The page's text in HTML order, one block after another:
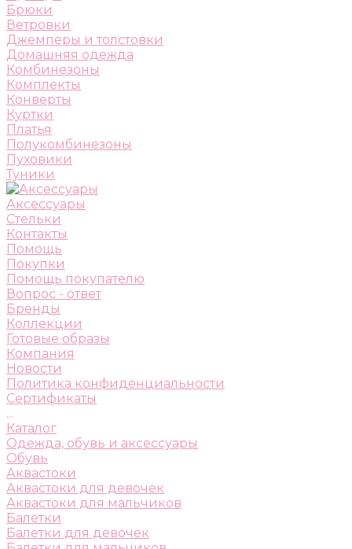
Брюки
Ветровки
Джемперы и толстовки
Домашняя одежда
Комбинезоны
Комплекты
Конверты
Куртки
Платья
Полукомбинезоны
Пуховики
Туники
Аксессуары
Стельки
Контакты
Помощь
Покупки
Помощь покупателю
Вопрос - ответ
Бренды
Коллекции
Готовые образы
Компания
Новости
Политика конфиденциальности
Сертификаты
...
Каталог
Одежда, обувь и аксессуары
Обувь
Аквастоки
Аквастоки для девочек
Аквастоки для мальчиков
Балетки
Балетки для девочек